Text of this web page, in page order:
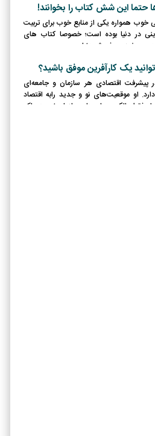
به خواننده اش می آموزد، مسائلی ست
ایم و آنچه طبقه ی بالای جامعه به
آموزند، دانش لازم و اساسی برای ثروتمند
ماندن) است.
حتما این شش کتاب را بخوانند!
خوب همواره یکی از منابع خوب برای تربیت
در دنیا بوده است؛ خصوصا کتاب های
و مفید و پرفروش دنیا.
یک کارآفرین موفق باشید؟
پیشرفت اقتصادی هر سازمان و جامعه‌ای
او موقعیت‌های نو و جدید رابه اقتصاد
او فقط مالک سرمایه‌های سازمان نیست، بلکه